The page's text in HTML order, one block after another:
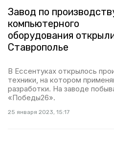
Завод по
компьютерного
оборудования
Ставрополье
В Ессентуках открылось
техники, на котором
разработки. На заводе
«Победы26».
25 января 2023, 15:17